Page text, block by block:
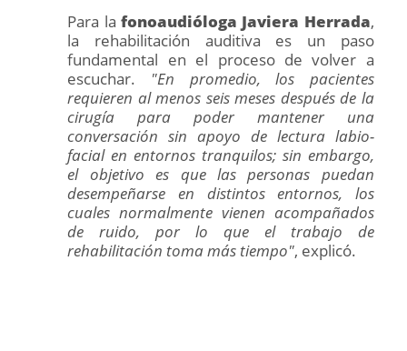
Para lafonoaudióloga Javiera Herrada,
la rehabilitación auditiva es un paso
fundamental en el proceso de volver a
escuchar. "En promedio, los pacientes
requieren al menos seis meses después de la
cirugía para poder mantener una
conversación sin apoyo de lectura labio-
facial en entornos tranquilos; sin embargo,
el objetivo es que las personas puedan
desempeñarse en distintos entornos, los
cuales normalmente vienen acompañados
de ruido, por lo que el trabajo de
rehabilitación toma más tiempo", explicó.